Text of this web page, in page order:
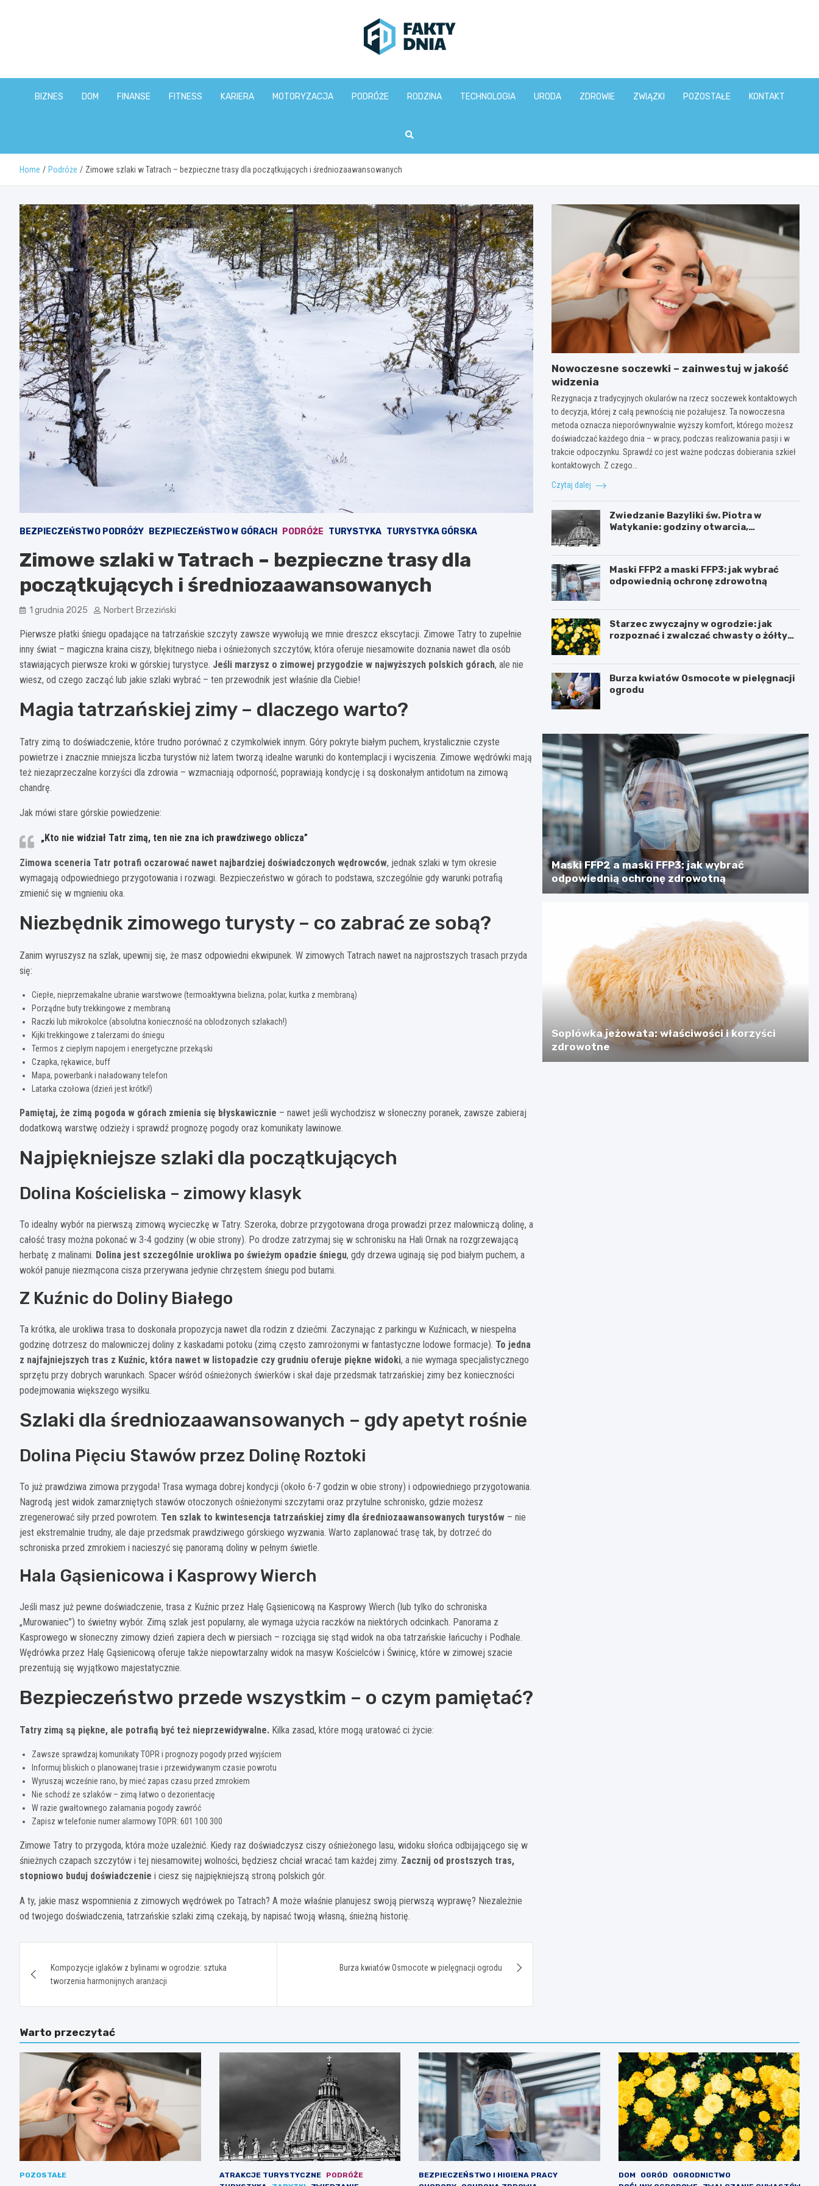
www.faktydnia.pl
BIZNES DOM FINANSE FITNESS KARIERA MOTORYZACJA PODRÓŻE RODZINA TECHNOLOGIA URODA ZDROWIE ZWIĄZKI POZOSTAŁE KONTAKT
Home Podróże Zimowe szlaki w Tatrach – bezpieczne trasy dla początkujących i średniozaawansowanych
BEZPIECZEŃSTWO PODRÓŻY BEZPIECZEŃSTWO W GÓRACH PODRÓŻE TURYSTYKA TURYSTYKA GÓRSKA
Zimowe szlaki w Tatrach – bezpieczne trasy dla
początkujących i średniozaawansowanych
1 grudnia 2025 Norbert Brzeziński
Pierwsze płatki śniegu opadające na tatrzańskie szczyty zawsze wywołują we mnie dreszcz ekscytacji. Zimowe Tatry to zupełnie
inny świat – magiczna kraina ciszy, błękitnego nieba i ośnieżonych szczytów, która oferuje niesamowite doznania nawet dla osób
stawiających pierwsze kroki w górskiej turystyce. Jeśli marzysz o zimowej przygodzie w najwyższych polskich górach, ale nie
wiesz, od czego zacząć lub jakie szlaki wybrać – ten przewodnik jest właśnie dla Ciebie!
Magia tatrzańskiej zimy – dlaczego warto?
Tatry zimą to doświadczenie, które trudno porównać z czymkolwiek innym. Góry pokryte białym puchem, krystalicznie czyste
powietrze i znacznie mniejsza liczba turystów niż latem tworzą idealne warunki do kontemplacji i wyciszenia. Zimowe wędrówki mają
też niezaprzeczalne korzyści dla zdrowia – wzmacniają odporność, poprawiają kondycję i są doskonałym antidotum na zimową
chandrę.
Jak mówi stare górskie powiedzenie:
„Kto nie widział Tatr zimą, ten nie zna ich prawdziwego oblicza”
Zimowa sceneria Tatr potrafi oczarować nawet najbardziej doświadczonych wędrowców, jednak szlaki w tym okresie
wymagają odpowiedniego przygotowania i rozwagi. Bezpieczeństwo w górach to podstawa, szczególnie gdy warunki potrafią
zmienić się w mgnieniu oka.
Niezbędnik zimowego turysty – co zabrać ze sobą?
Zanim wyruszysz na szlak, upewnij się, że masz odpowiedni ekwipunek. W zimowych Tatrach nawet na najprostszych trasach przyda
się:
Ciepłe, nieprzemakalne ubranie warstwowe (termoaktywna bielizna, polar, kurtka z membraną)
Porządne buty trekkingowe z membraną
Raczki lub mikrokolce (absolutna konieczność na oblodzonych szlakach!)
Kijki trekkingowe z talerzami do śniegu
Termos z ciepłym napojem i energetyczne przekąski
Czapka, rękawice, buff
Mapa, powerbank i naładowany telefon
Latarka czołowa (dzień jest krótki!)
Pamiętaj, że zimą pogoda w górach zmienia się błyskawicznie – nawet jeśli wychodzisz w słoneczny poranek, zawsze zabieraj
dodatkową warstwę odzieży i sprawdź prognozę pogody oraz komunikaty lawinowe.
Najpiękniejsze szlaki dla początkujących
Dolina Kościeliska – zimowy klasyk
To idealny wybór na pierwszą zimową wycieczkę w Tatry. Szeroka, dobrze przygotowana droga prowadzi przez malowniczą dolinę, a
całość trasy można pokonać w 3-4 godziny (w obie strony). Po drodze zatrzymaj się w schronisku na Hali Ornak na rozgrzewającą
herbatę z malinami. Dolina jest szczególnie urokliwa po świeżym opadzie śniegu, gdy drzewa uginają się pod białym puchem, a
wokół panuje niezmącona cisza przerywana jedynie chrzęstem śniegu pod butami.
Z Kuźnic do Doliny Białego
Ta krótka, ale urokliwa trasa to doskonała propozycja nawet dla rodzin z dziećmi. Zaczynając z parkingu w Kuźnicach, w niespełna
godzinę dotrzesz do malowniczej doliny z kaskadami potoku (zimą często zamrożonymi w fantastyczne lodowe formacje). To jedna
z najfajniejszych tras z Kuźnic, która nawet w listopadzie czy grudniu oferuje piękne widoki, a nie wymaga specjalistycznego
sprzętu przy dobrych warunkach. Spacer wśród ośnieżonych świerków i skał daje przedsmak tatrzańskiej zimy bez konieczności
podejmowania większego wysiłku.
Szlaki dla średniozaawansowanych – gdy apetyt rośnie
Dolina Pięciu Stawów przez Dolinę Roztoki
To już prawdziwa zimowa przygoda! Trasa wymaga dobrej kondycji (około 6-7 godzin w obie strony) i odpowiedniego przygotowania.
Nagrodą jest widok zamarzniętych stawów otoczonych ośnieżonymi szczytami oraz przytulne schronisko, gdzie możesz
zregenerować siły przed powrotem. Ten szlak to kwintesencja tatrzańskiej zimy dla średniozaawansowanych turystów – nie
jest ekstremalnie trudny, ale daje przedsmak prawdziwego górskiego wyzwania. Warto zaplanować trasę tak, by dotrzeć do
schroniska przed zmrokiem i nacieszyć się panoramą doliny w pełnym świetle.
Hala Gąsienicowa i Kasprowy Wierch
Jeśli masz już pewne doświadczenie, trasa z Kuźnic przez Halę Gąsienicową na Kasprowy Wierch (lub tylko do schroniska
„Murowaniec”) to świetny wybór. Zimą szlak jest popularny, ale wymaga użycia raczków na niektórych odcinkach. Panorama z
Kasprowego w słoneczny zimowy dzień zapiera dech w piersiach – rozciąga się stąd widok na oba tatrzańskie łańcuchy i Podhale.
Wędrówka przez Halę Gąsienicową oferuje także niepowtarzalny widok na masyw Kościelców i Świnicę, które w zimowej szacie
prezentują się wyjątkowo majestatycznie.
Bezpieczeństwo przede wszystkim – o czym pamiętać?
Tatry zimą są piękne, ale potrafią być też nieprzewidywalne. Kilka zasad, które mogą uratować ci życie:
Zawsze sprawdzaj komunikaty TOPR i prognozy pogody przed wyjściem
Informuj bliskich o planowanej trasie i przewidywanym czasie powrotu
Wyruszaj wcześnie rano, by mieć zapas czasu przed zmrokiem
Nie schodź ze szlaków – zimą łatwo o dezorientację
W razie gwałtownego załamania pogody zawróć
Zapisz w telefonie numer alarmowy TOPR: 601 100 300
Zimowe Tatry to przygoda, która może uzależnić. Kiedy raz doświadczysz ciszy ośnieżonego lasu, widoku słońca odbijającego się w
śnieżnych czapach szczytów i tej niesamowitej wolności, będziesz chciał wracać tam każdej zimy. Zacznij od prostszych tras,
stopniowo buduj doświadczenie i ciesz się najpiękniejszą stroną polskich gór.
A ty, jakie masz wspomnienia z zimowych wędrówek po Tatrach? A może właśnie planujesz swoją pierwszą wyprawę? Niezależnie
od twojego doświadczenia, tatrzańskie szlaki zimą czekają, by napisać twoją własną, śnieżną historię.
wpisuKompozycje iglaków z bylinami w ogrodzie: sztuka
tworzenia harmonijnych aranżacji
Burza kwiatów Osmocote w pielęgnacji ogrodu
Nowoczesne soczewki – zainwestuj w jakość
widzenia
Rezygnacja z tradycyjnych okularów na rzecz soczewek kontaktowych
to decyzja, której z całą pewnością nie pożałujesz. Ta nowoczesna
metoda oznacza nieporównywalnie wyższy komfort, którego możesz
doświadczać każdego dnia – w pracy, podczas realizowania pasji i w
trakcie odpoczynku. Sprawdź co jest ważne podczas dobierania szkieł
kontaktowych. Z czego…
Czytaj dalej
Zwiedzanie Bazyliki św. Piotra w
Watykanie: godziny otwarcia,
Maski FFP2 a maski FFP3: jak wybrać
odpowiednią ochronę zdrowotną
Starzec zwyczajny w ogrodzie: jak
rozpoznać i zwalczać chwasty o żółtych
Burza kwiatów Osmocote w pielęgnacji
ogrodu
Maski FFP2 a maski FFP3: jak wybrać
odpowiednią ochronę zdrowotną
Soplówka jeżowata: właściwości i korzyści
zdrowotne
Warto przeczytać
POZOSTAŁE ATRAKCJE TURYSTYCZNE
PODRÓŻE
BEZPIECZEŃSTWO I HIGIENA PRACY
DOM OGRÓD
OGRODNICTWO